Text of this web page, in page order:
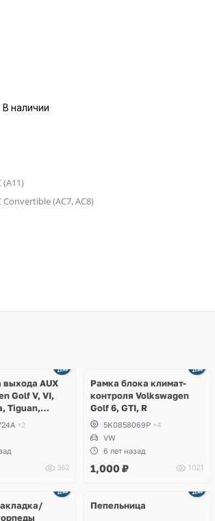
В наличии
(A11)
Convertible (AC7, AC8)
AUX
Golf V, VI,
Tiguan,
+2
362
Рамка блока климат-
контроля Volkswagen
Golf 6, GTI, R
5K0858069P +4
VW
6 лет назад
1,000 ₽ 1021
Пепельница